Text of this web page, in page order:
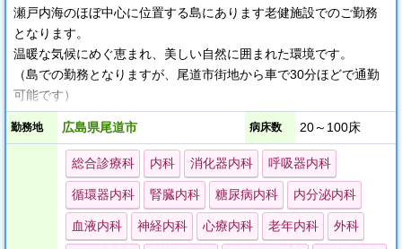
勤務時間：8時間～5時間
宿泊出張の可否、固定休の有無 など
幅広い勤務条件よりご選択いただけます。
働く医師の【QOL】を大切にします！
瀬戸内海のほぼ中心に位置する島にあります老健施設でのご勤務
となります。
温暖な気候にめぐ恵まれ、美しい自然に囲まれた環境です。
（島での勤務となりますが、尾道市街地から車で30分ほどで通勤
可能です）
ご勤務日数など、相談可能です。
先生のご希望をお申し付けください。
★バックアップ体制について
近隣に協力病院がございます。
勤務地 広島県尾道市 病床数 20～100床
総合診療科 内科 消化器内科 呼吸器内科
循環器内科 腎臓内科 糖尿病内科 内分泌内科
血液内科 神経内科 心療内科 老年内科 外科